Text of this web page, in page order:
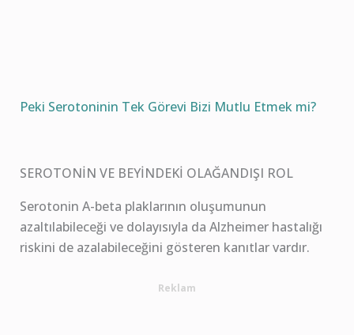
Peki Serotoninin Tek Görevi Bizi Mutlu Etmek mi?
SEROTONİN VE BEYİNDEKİ OLAĞANDIŞI ROL
Serotonin A-beta plaklarının oluşumunun
azaltılabileceği ve dolayısıyla da Alzheimer hastalığı
riskini de azalabileceğini gösteren kanıtlar vardır.
Reklam